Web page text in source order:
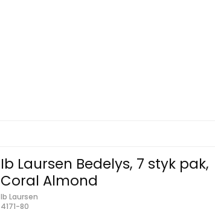
Ib Laursen Bedelys, 7 styk pak,
Coral Almond
Ib Laursen
4171-80